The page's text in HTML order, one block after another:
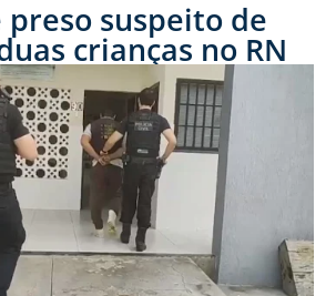
preso suspeito de
crianças no RN